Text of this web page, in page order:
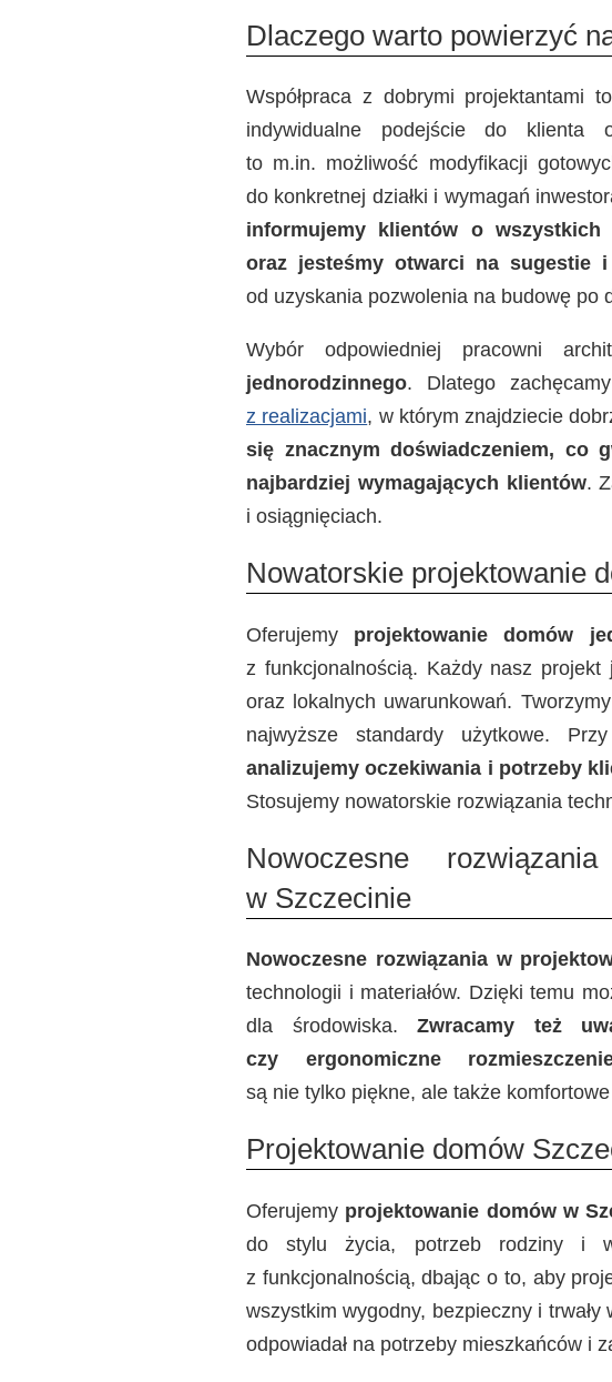
Dlaczego warto powierzyć
Współpraca z dobrymi projektantami
indywidualne podejście do klienta
to m.in. możliwość modyfikacji
do konkretnej działki i wymagań
informujemy klientów o
oraz jesteśmy otwarci na sugestie i
od uzyskania pozwolenia na budowę po
Wybór odpowiedniej pracowni
jednorodzinnego. Dlatego
z realizacjami, w którym znajdziecie
się znacznym doświadczeniem, co
najbardziej wymagających klientów.
i osiągnięciach.
Nowatorskie projektowanie
Oferujemy projektowanie domów
z funkcjonalnością. Każdy nasz
oraz lokalnych uwarunkowań.
najwyższe standardy użytkowe.
analizujemy oczekiwania i potrzeby
Stosujemy nowatorskie rozwiązania
Nowoczesne
w Szczecinie
Nowoczesne rozwiązania w
technologii i materiałów. Dzięki temu
dla środowiska.Zwracamy też
czy ergonomiczne
są nie tylko piękne, ale także
Projektowanie domów
Oferujemy projektowanie domów w
do stylu życia, potrzeb rodziny i
z funkcjonalnością, dbając o to, aby
wszystkim wygodny, bezpieczny i
odpowiadał na potrzeby mieszkańców i